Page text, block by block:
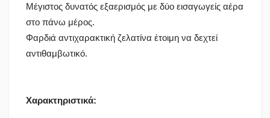
Μέγιστος δυνατός εξαερισμός με δύο εισαγωγείς αέρα
στο πάνω μέρος.
Φαρδιά αντιχαρακτική ζελατίνα έτοιμη να δεχτεί
αντιθαμβωτικό.
Χαρακτηριστικά: